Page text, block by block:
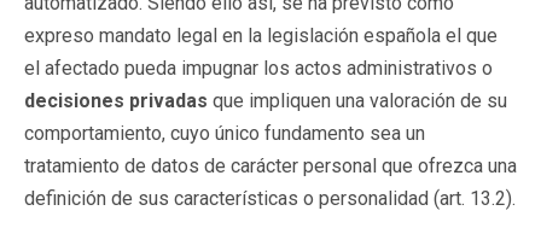
expreso mandato legal en la legislación española el que
el afectado pueda impugnar los actos administrativos o
decisiones privadas que impliquen una valoración de su
comportamiento, cuyo único fundamento sea un
tratamiento de datos de carácter personal que ofrezca una
definición de sus características o personalidad (art. 13.2).